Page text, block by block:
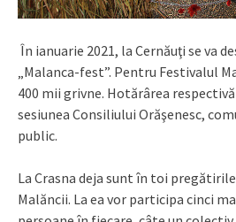
În ianuarie 2021, la Cernăuţi se va
„Malanca-fest”. Pentru Festivalul
400 mii grivne. Hotărârea
sesiunea Consiliului Orăşenesc,
public.
La Crasna deja sunt în toi
Malăncii. La ea vor participa cinci